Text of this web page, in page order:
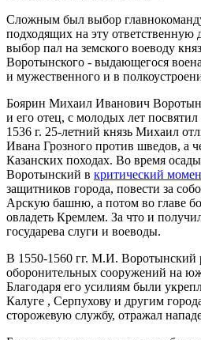
Сложным был выбор
подходящих на эту ответственную
выбор пал на земского воеводу
Воротынского - выдающегося
и мужественного и в
Боярин Михаил Иванович
и его отец, с молодых лет посвятил
1536 г. 25-летний князь Михаил
Ивана Грозного против шведов, а
Казанских походах. Во время
Воротынский в критический
защитников города, повести за
Арскую башню, а потом во главе
овладеть Кремлем. За что и
государева слуги и воеводы.
В 1550-1560 гг. М.И. Воротынский
оборонительных сооружений на
Благодаря его усилиям были
Калуге , Серпухову и другим
сторожевую службу, отражал